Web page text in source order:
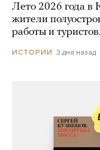
Лето 2026 года в
жители
работы и
ИСТОРИИ 3 дня назад